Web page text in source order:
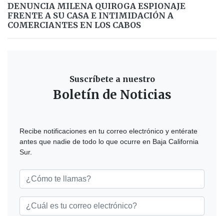
DENUNCIA MILENA QUIROGA ESPIONAJE
FRENTE A SU CASA E INTIMIDACIÓN A
COMERCIANTES EN LOS CABOS
Suscríbete a nuestro
Boletín de Noticias
Recibe notificaciones en tu correo electrónico y entérate
antes que nadie de todo lo que ocurre en Baja California
Sur.